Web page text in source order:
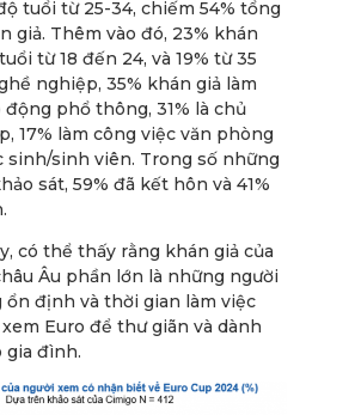
tuổi từ 25-34, chiếm 54% tổng
giả. Thêm vào đó, 23% khán
từ 18 đến 24, và 19% từ 35
nghiệp, 35% khán giả làm
động phổ thông, 31% là chủ
17% làm công việc văn phòng
sinh/sinh viên. Trong số những
sát, 59% đã kết hôn và 41%
có thể thấy rằng khán giả của
Âu phần lớn là những người
ổn định và thời gian làm việc
Euro để thư giãn và dành
gia đình.